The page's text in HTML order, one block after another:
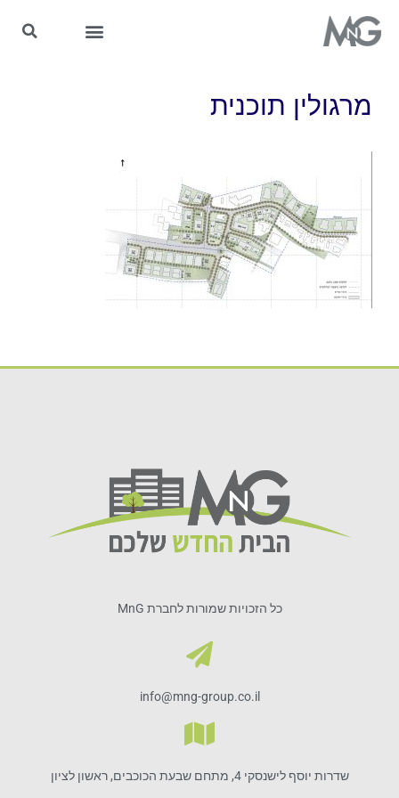
מרגולין תוכנית
כל הזכויות שמורות לחברת MnG
info@mng-group.co.il
שדרות יוסף לישנסקי 4, מתחם שבעת הכוכבים, ראשון לציון